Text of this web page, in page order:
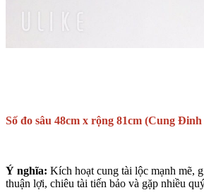
Số đo sâu 48cm x rộng 81cm (Cung
Ý nghĩa: Kích hoạt cung tài lộc mạnh mẽ,
thuận lợi, chiêu tài tiến bảo và gặp nhiều